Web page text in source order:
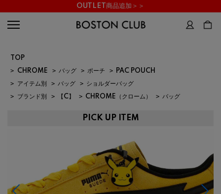
OUTLET商品追加＞＞
TOP
> CHROME > バッグ > ポーチ > PAC POUCH
> アイテム別 > バッグ > ショルダーバッグ
> ブランド別 > 【C】 > CHROME（クローム） > バッグ
PICK UP ITEM